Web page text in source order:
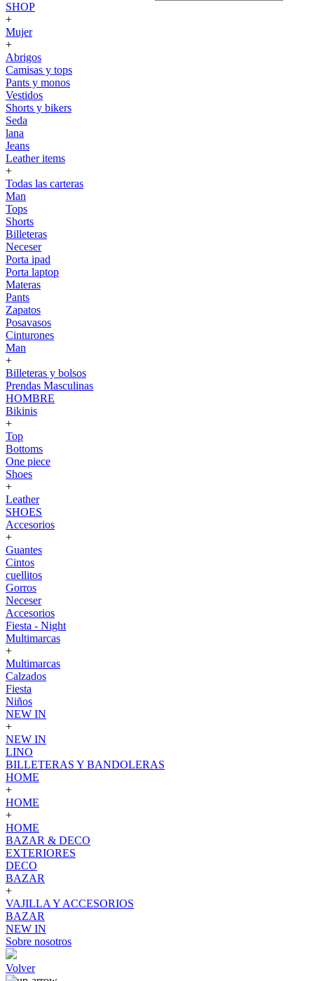
SHOP
+
Mujer
+
Abrigos
Camisas y tops
Pants y monos
Vestidos
Shorts y bikers
Seda
lana
Jeans
Leather items
+
Todas las carteras
Man
Tops
Shorts
Billeteras
Neceser
Porta ipad
Porta laptop
Materas
Pants
Zapatos
Posavasos
Cinturones
Man
+
Billeteras y bolsos
Prendas Masculinas
HOMBRE
Bikinis
+
Top
Bottoms
One piece
Shoes
+
Leather
SHOES
Accesorios
+
Guantes
Cintos
cuellitos
Gorros
Neceser
Accesorios
Fiesta - Night
Multimarcas
+
Multimarcas
Calzados
Fiesta
Niños
NEW IN
+
NEW IN
LINO
BILLETERAS Y BANDOLERAS
HOME
+
HOME
+
HOME
BAZAR & DECO
EXTERIORES
DECO
BAZAR
+
VAJILLA Y ACCESORIOS
BAZAR
NEW IN
Sobre nosotros
Volver